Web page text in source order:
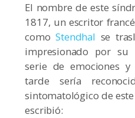
El nombre de este
1817, un escritor
comoStendhal se
impresionado por su
serie de emociones y
tarde sería
sintomatológico de
escribió: